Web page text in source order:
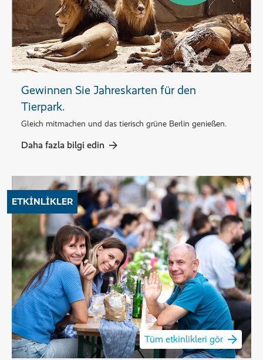
Gewinnen Sie Jahreskarten für den
Tierpark.
Gleich mitmachen und das tierisch grüne Berlin genießen.
Daha fazla bilgi edin
ETKINLIKLER
Tüm etkinlikleri gör